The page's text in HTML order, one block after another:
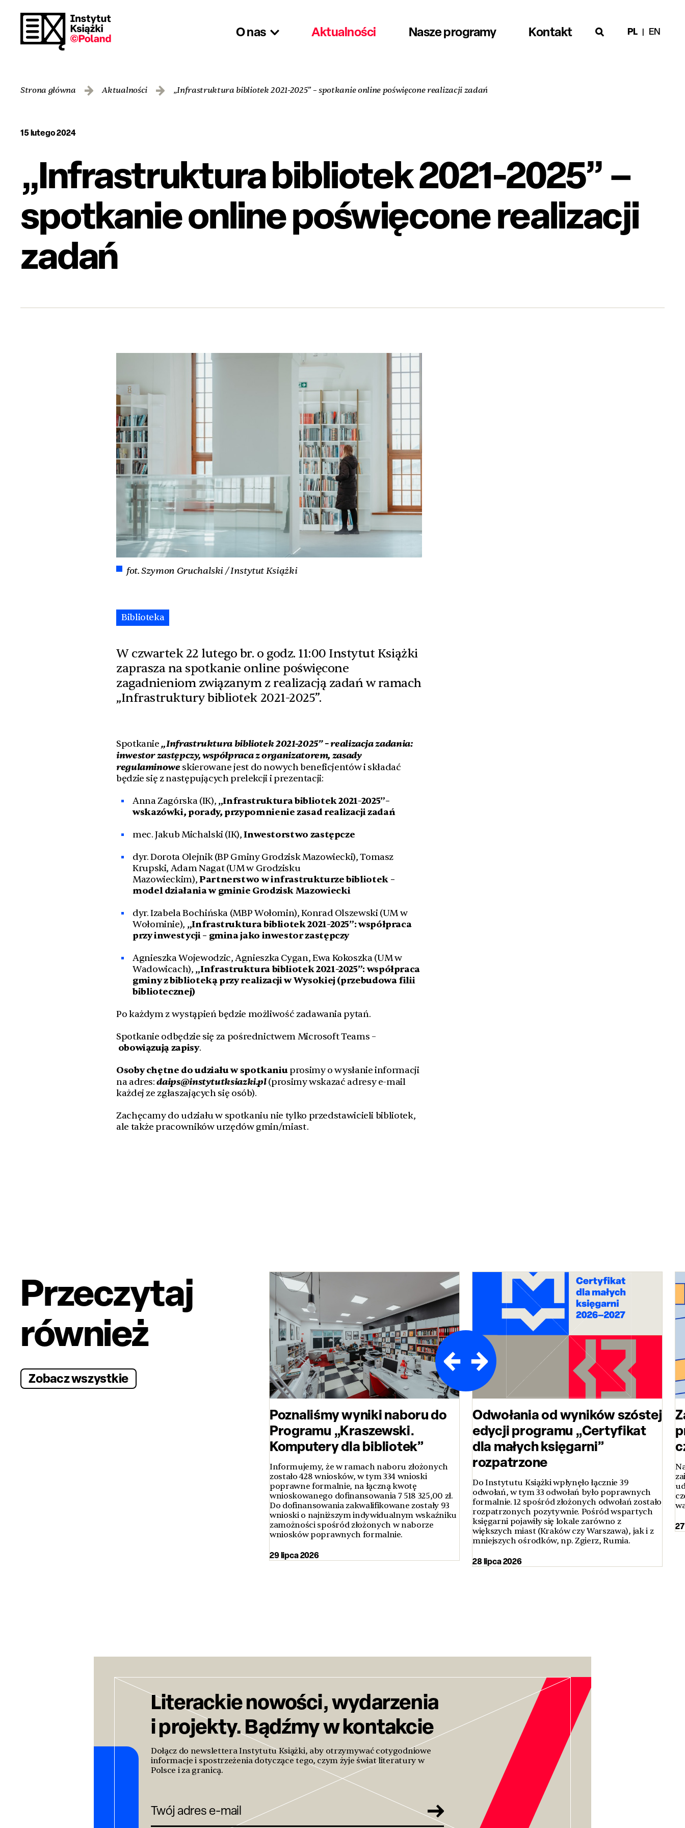
O nas Aktualności Nasze programy Kontakt PL EN
Strona główna Aktualności „Infrastruktura bibliotek 2021-2025” – spotkanie online poświęcone realizacji zadań
15 lutego 2024
„Infrastruktura bibliotek 2021-2025” –
spotkanie online poświęcone realizacji
zadań
fot. Szymon Gruchalski / Instytut Książki
Biblioteka
W czwartek 22 lutego br. o godz. 11:00 Instytut Książki
zaprasza na spotkanie online poświęcone
zagadnieniom związanym z realizacją zadań w ramach
„Infrastruktury bibliotek 2021-2025”.
Spotkanie„Infrastruktura bibliotek 2021-2025” – realizacja zadania:
inwestor zastępczy, współpraca z organizatorem, zasady
regulaminoweskierowane jest do nowych beneficjentów i składać
będzie się z następujących prelekcji i prezentacji:
Anna Zagórska (IK), „Infrastruktura bibliotek 2021-2025”–
wskazówki, porady, przypomnienie zasad realizacji zadań
mec. Jakub Michalski (IK),Inwestorstwo zastępcze
dyr. Dorota Olejnik (BP Gminy Grodzisk Mazowiecki), Tomasz
Krupski, Adam Nagat (UM w Grodzisku
Mazowieckim),Partnerstwo w infrastrukturze bibliotek –
model działania w gminie Grodzisk Mazowiecki
dyr. Izabela Bochińska (MBP Wołomin), Konrad Olszewski (UM w
Wołominie), „Infrastruktura bibliotek 2021-2025”: współpraca
przy inwestycji – gmina jako inwestor zastępczy
Agnieszka Wojewodzic, Agnieszka Cygan, Ewa Kokoszka (UM w
Wadowicach), „Infrastruktura bibliotek 2021-2025”: współpraca
gminy z biblioteką przy realizacji w Wysokiej (przebudowa filii
bibliotecznej)
Po każdym z wystąpień będzie możliwość zadawania pytań.
Spotkanie odbędzie się za pośrednictwem Microsoft Teams –
obowiązują zapisy.
Osoby chętne do udziału w spotkaniuprosimy o wysłanie informacji
na adres:daips@instytutksiazki.pl(prosimy wskazać adresy e-mail
każdej ze zgłaszających się osób).
Zachęcamy do udziału w spotkaniu nie tylko przedstawicieli bibliotek,
ale także pracowników urzędów gmin/miast.
Przeczytaj
również
Zobacz wszystkie
Poznaliśmy wyniki naboru do
Programu „Kraszewski.
Komputery dla bibliotek”
Informujemy, że w ramach naboru złożonych
zostało 428 wniosków, w tym 334 wnioski
poprawne formalnie, na łączną kwotę
wnioskowanego dofinansowania 7 518 325,00 zł.
Do dofinansowania zakwalifikowane zostały 93
wnioski o najniższym indywidualnym wskaźniku
zamożności spośród złożonych w naborze
wniosków poprawnych formalnie.
29 lipca 2026
Odwołania od wyników szóstej
edycji programu „Certyfikat
dla małych księgarni”
rozpatrzone
Do Instytutu Książki wpłynęło łącznie 39
odwołań, w tym 33 odwołań było poprawnych
formalnie. 12 spośród złożonych odwołań zostało
rozpatrzonych pozytywnie. Pośród wspartych
księgarni pojawiły się lokale zarówno z
większych miast (Kraków czy Warszawa), jak i z
mniejszych ośrodków, np. Zgierz, Rumia.
28 lipca 2026
Literackie nowości, wydarzenia
i projekty. Bądźmy w kontakcie
Dołącz do newslettera Instytutu Książki, aby otrzymywać cotygodniowe
informacje i spostrzeżenia dotyczące tego, czym żyje świat literatury w
Polsce i za granicą.